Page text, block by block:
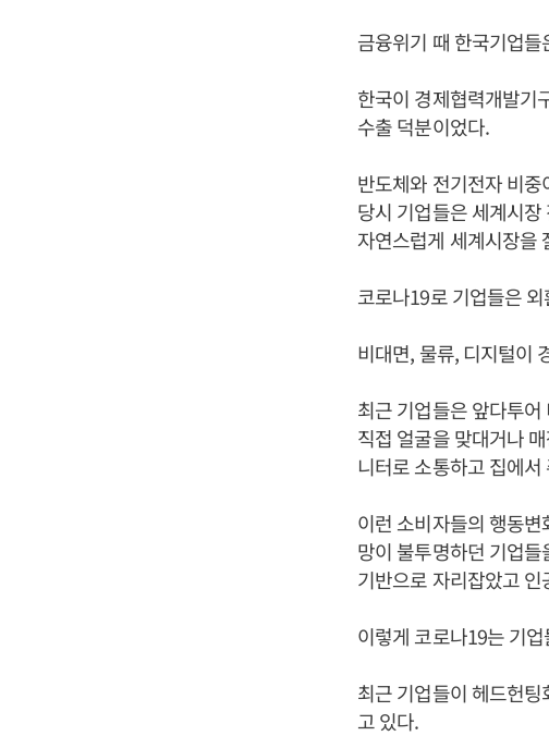
금융위기 때 한국기업
한국이 경제협력개발기
수출 덕분이었다.
반도체와 전기전자 비
당시 기업들은 세계시
자연스럽게 세계시장을
코로나19로 기업들은
비대면, 물류, 디지털이
최근 기업들은 앞다투
직접 얼굴을 맞대거나
니터로 소통하고 집에
이런 소비자들의 행동
망이 불투명하던 기업
기반으로 자리잡았고
이렇게 코로나19는 기
최근 기업들이 헤드헌
고 있다.